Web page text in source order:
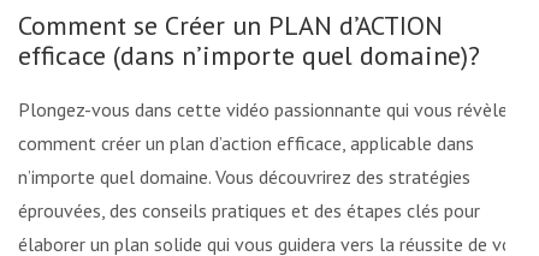
Comment se Créer un PLAN d’ACTION
efficace (dans n’importe quel domaine)?
Plongez-vous dans cette vidéo passionnante qui vous révèle
comment créer un plan d’action efficace, applicable dans
n’importe quel domaine. Vous découvrirez des stratégies
éprouvées, des conseils pratiques et des étapes clés pour
élaborer un plan solide qui vous guidera vers la réussite de vos